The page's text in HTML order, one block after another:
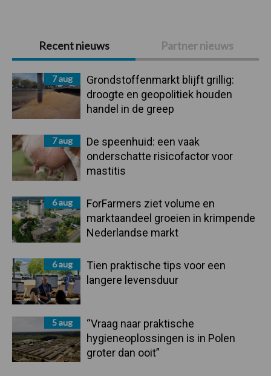
Primaire
Sidebar
Recent nieuws Partner nieuws
7 aug
Grondstoffenmarkt blijft grillig:
droogte en geopolitiek houden
handel in de greep
7 aug
De speenhuid: een vaak
onderschatte risicofactor voor
mastitis
6 aug
ForFarmers ziet volume en
marktaandeel groeien in krimpende
Nederlandse markt
6 aug
Tien praktische tips voor een
langere levensduur
5 aug
“Vraag naar praktische
hygieneoplossingen is in Polen
groter dan ooit”